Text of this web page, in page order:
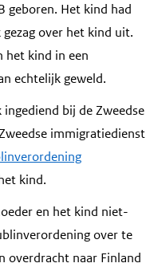
geboren. Het kind had
over het kind uit.
het kind in een
echtelijk geweld.
bij de Zweedse
immigratiedienst
kind.
en het kind niet-
over te
overdracht naar Finland